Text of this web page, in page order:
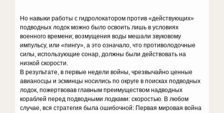
Но навыки работы с гидролокатором против «действующих»
подводных лодок можно было освоить лишь в условиях
военного времени; возмущения воды мешали звуковому
импульсу, или «пингу», а это означало, что противолодочные
силы, использующие сонар, должны были действовать на
низкой скорости.
В результате, в первые недели войны, чрезвычайно ценные
авианосцы и эсминцы носились по округе в поисках подводных
лодок, пожертвовав главным преимуществом надводных
кораблей перед подводными лодками: скоростью. В любом
случае, вся стратегия была ошибочной: Первая мировая война